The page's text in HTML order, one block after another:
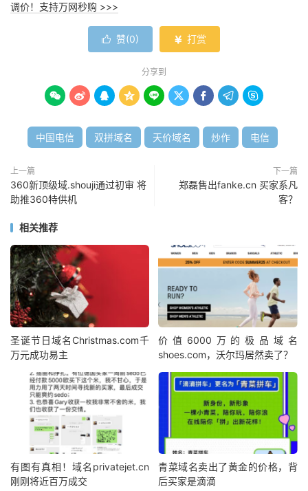
调价！支持万网秒购 >>>
 赞(0)  打赏
分享到
        
中国电信 双拼域名 天价域名 炒作 电信
上一篇
360新顶级域.shouji通过初审 将
助推360特供机
下一篇
郑磊售出fanke.cn 买家系凡
客？
相关推荐
圣诞节日域名Christmas.com千
万元成功易主
价值6000万的极品域名
shoes.com，沃尔玛居然卖了？
有图有真相！域名privatejet.cn
刚刚将近百万成交
青菜域名卖出了黄金的价格，背
后买家是滴滴